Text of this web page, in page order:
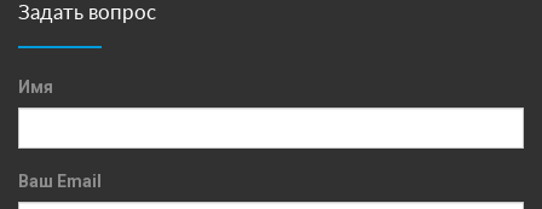
Задать вопрос
Имя
Ваш Email